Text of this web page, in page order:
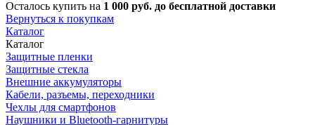
Осталось купить на 1 000 руб. до бесплатной доставки
Вернуться к покупкам
Каталог
Каталог
Защитные пленки
Защитные стекла
Внешние аккумуляторы
Кабели, разъемы, переходники
Чехлы для смартфонов
Наушники и Bluetooth-гарнитуры